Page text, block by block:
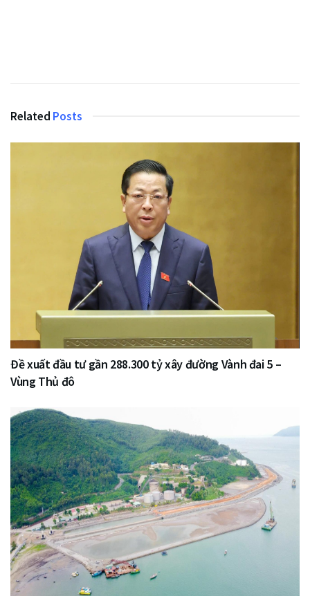
Related Posts
Đề xuất đầu tư gần 288.300 tỷ xây đường Vành đai 5 –
Vùng Thủ đô